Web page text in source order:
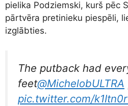
pielika Podziemski, kurš pēc
pārtvēra pretinieku piespēli,
izglābties.
The putback had
feet@MichelobULTRA
pic.twitter.com/